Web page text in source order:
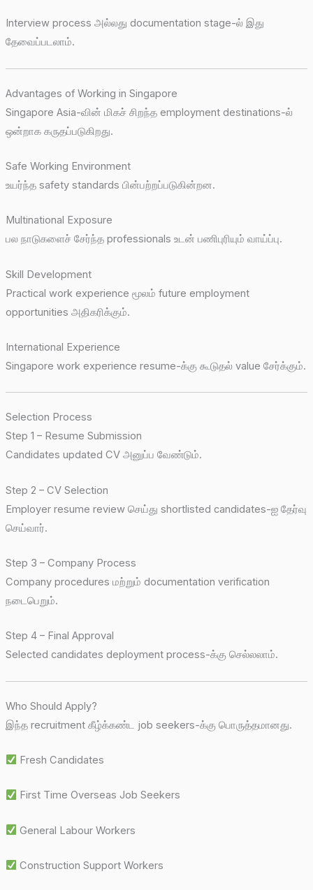
Interview process அல்லது documentation stage-ல் இது
தேவைப்படலாம்.
Advantages of Working in Singapore
Singapore Asia-வின் மிகச் சிறந்த employment destinations-ல்
ஒன்றாக கருதப்படுகிறது.
Safe Working Environment
உயர்ந்த safety standards பின்பற்றப்படுகின்றன.
Multinational Exposure
பல நாடுகளைச் சேர்ந்த professionals உடன் பணிபுரியும் வாய்ப்பு.
Skill Development
Practical work experience மூலம் future employment
opportunities அதிகரிக்கும்.
International Experience
Singapore work experience resume-க்கு கூடுதல் value சேர்க்கும்.
Selection Process
Step 1 – Resume Submission
Candidates updated CV அனுப்ப வேண்டும்.
Step 2 – CV Selection
Employer resume review செய்து shortlisted candidates-ஐ தேர்வு
செய்வார்.
Step 3 – Company Process
Company procedures மற்றும் documentation verification
நடைபெறும்.
Step 4 – Final Approval
Selected candidates deployment process-க்கு செல்லலாம்.
Who Should Apply?
இந்த recruitment கீழ்க்கண்ட job seekers-க்கு பொருத்தமானது.
Fresh Candidates
First Time Overseas Job Seekers
General Labour Workers
Construction Support Workers